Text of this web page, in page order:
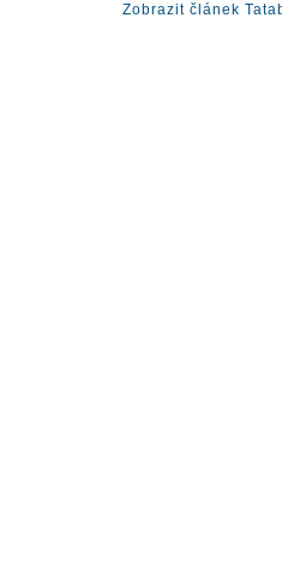
Zobrazit článek